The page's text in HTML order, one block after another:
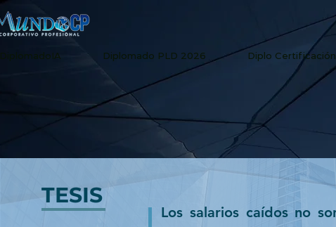
DiplomadoIA Diplomado PLD 2026 Diplo
TESIS
Los salarios caídos no